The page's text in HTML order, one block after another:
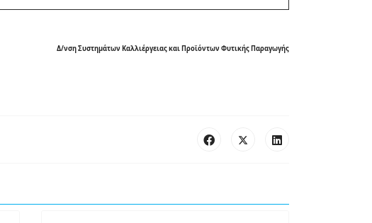
Δ/νση Συστημάτων Καλλιέργειας και Προϊόντων Φυτικής Παραγωγής